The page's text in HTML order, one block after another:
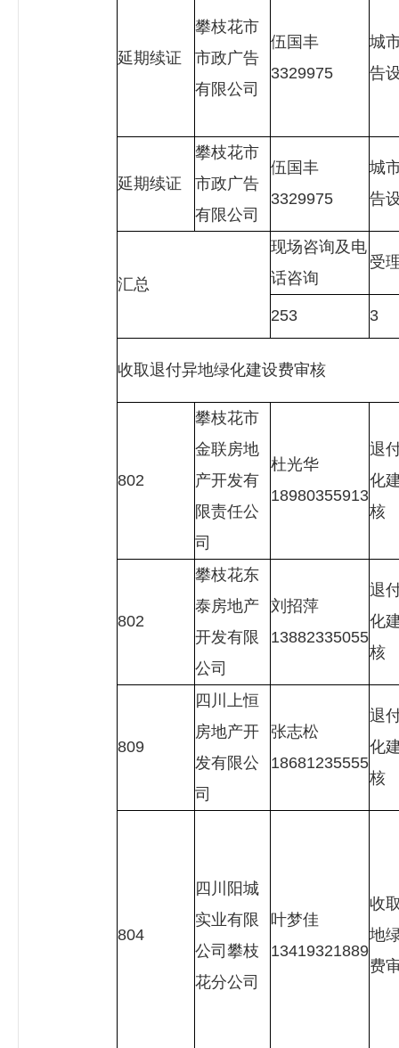
延期续证
攀枝花市
市政广告
有限公司
伍国丰
3329975
城
告
延期续证
攀枝花市
市政广告
有限公司
伍国丰
3329975
城
告
汇总
现场咨询及电
话咨询
受
253 3
收取退付异地绿化建设费审核
802
攀枝花市
金联房地
产开发有
限责任公
司
杜光华
18980355913
退
化
核
802
攀枝花东
泰房地产
开发有限
公司
刘招萍
13882335055
退
化
核
809
四川上恒
房地产开
发有限公
司
张志松
18681235555
退
化
核
804
四川阳城
实业有限
公司攀枝
花分公司
叶梦佳
13419321889
收
地
费